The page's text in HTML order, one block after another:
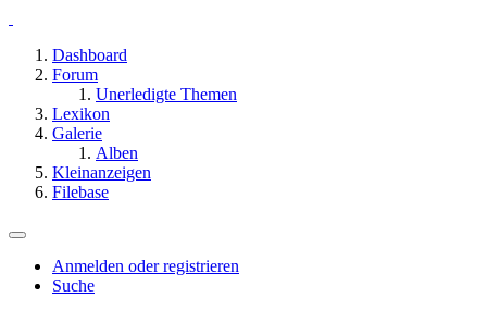
Dashboard
Forum
Unerledigte Themen
Lexikon
Galerie
Alben
Kleinanzeigen
Filebase
Anmelden oder registrieren
Suche